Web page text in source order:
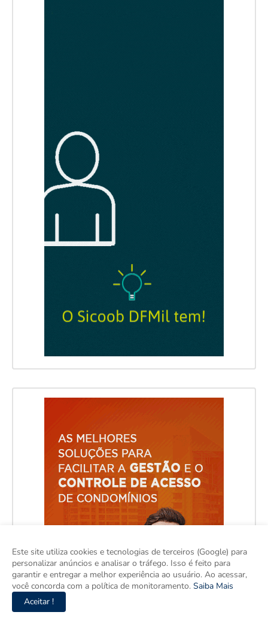
Este site utiliza cookies e tecnologias de terceiros (Google) para
personalizar anúncios e analisar o tráfego. Isso é feito para
garantir e entregar a melhor experiência ao usuário. Ao acessar,
você concorda com a política de monitoramento. Saiba Mais
Aceitar !